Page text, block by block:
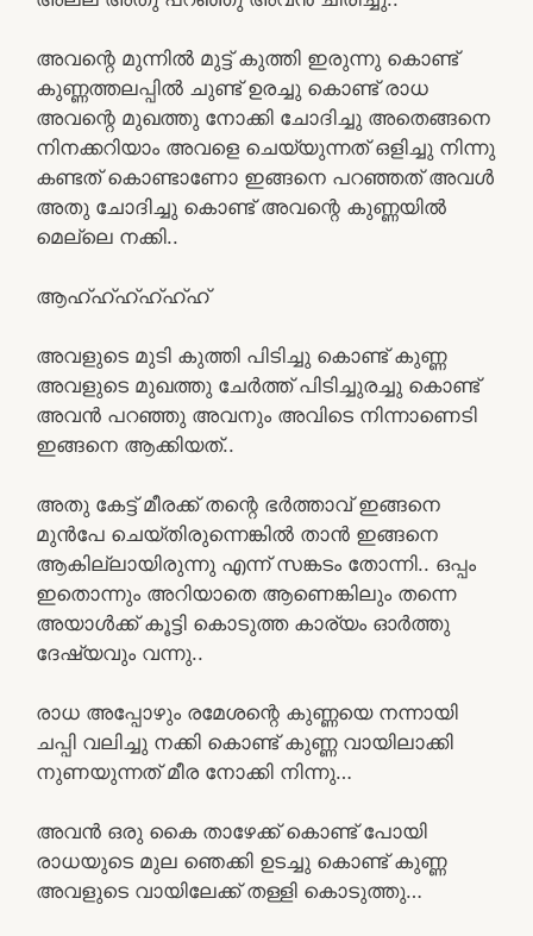
അവന്റെ മുന്നിൽ മുട്ട് കുത്തി ഇരുന്നു കൊണ്ട്
കുണ്ണത്തലപ്പിൽ ചുണ്ട് ഉരച്ചു കൊണ്ട് രാധ
അവന്റെ മുഖത്തു നോക്കി ചോദിച്ചു അതെങ്ങനെ
നിനക്കറിയാം അവളെ ചെയ്യുന്നത് ഒളിച്ചു നിന്നു
കണ്ടത് കൊണ്ടാണോ ഇങ്ങനെ പറഞ്ഞത് അവൾ
അതു ചോദിച്ചു കൊണ്ട് അവന്റെ കുണ്ണയിൽ
മെല്ലെ നക്കി..
ആഹ്ഹ്ഹ്ഹ്ഹ്ഹ്
അവളുടെ മുടി കുത്തി പിടിച്ചു കൊണ്ട് കുണ്ണ
അവളുടെ മുഖത്തു ചേർത്ത് പിടിച്ചുരച്ചു കൊണ്ട്
അവൻ പറഞ്ഞു അവനും അവിടെ നിന്നാണെടി
ഇങ്ങനെ ആക്കിയത്..
അതു കേട്ട് മീരക്ക് തന്റെ ഭർത്താവ് ഇങ്ങനെ
മുൻപേ ചെയ്തിരുന്നെങ്കിൽ താൻ ഇങ്ങനെ
ആകില്ലായിരുന്നു എന്ന് സങ്കടം തോന്നി.. ഒപ്പം
ഇതൊന്നും അറിയാതെ ആണെങ്കിലും തന്നെ
അയാൾക്ക് കൂട്ടി കൊടുത്ത കാര്യം ഓർത്തു
ദേഷ്യവും വന്നു..
രാധ അപ്പോഴും രമേശന്റെ കുണ്ണയെ നന്നായി
ചപ്പി വലിച്ചു നക്കി കൊണ്ട് കുണ്ണ വായിലാക്കി
നുണയുന്നത് മീര നോക്കി നിന്നു…
അവൻ ഒരു കൈ താഴേക്ക് കൊണ്ട് പോയി
രാധയുടെ മുല ഞെക്കി ഉടച്ചു കൊണ്ട് കുണ്ണ
അവളുടെ വായിലേക്ക് തള്ളി കൊടുത്തു…